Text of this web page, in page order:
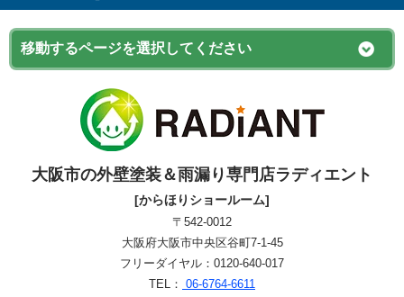
大阪市の外壁塗装＆雨漏り専門店ラディエント
[からほりショールーム]
〒542-0012
大阪府大阪市中央区谷町7-1-45
フリーダイヤル：0120-640-017
TEL： 06-6764-6611